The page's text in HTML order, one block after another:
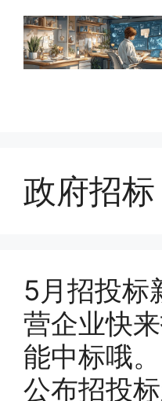
政府招标
5月招投标
营企业快
能中标哦
公布招投